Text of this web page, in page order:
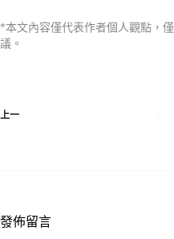
*本文內容僅代表作者個人觀點，
議。
上一
發佈留言